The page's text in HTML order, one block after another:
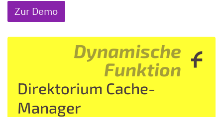
Zur Demo
Dynamische
Funktion
Direktorium Cache-
Manager